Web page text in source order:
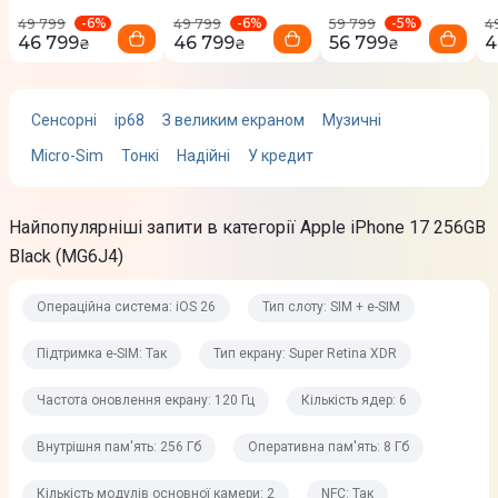
Фронтальна камера
18 Мп
Запис відео
Особливості
Deep Fusion
Спалах Retina
глибини
Портретне освітлення з шістьма ефектами
49 799 -6%
46 799₴
49 799 -6%
46 799₴
59 799 -5%
56 799₴
Сенсорні ip68 З великим екраном
Музичні
Micro-Sim
Тонкі Надійні У кредит
Найпопулярніші запити в категорії Apple iPhone 17 256GB
Black (MG6J4)
Операційна система: iOS 26 Тип слоту: SIM + e-SIM
Підтримка e-SIM: Так Тип екрану: Super Retina XDR
Частота оновлення екрану: 120 Гц Кількість ядер: 6
Внутрішня пам'ять: 256 Гб Оперативна пам'ять: 8 Гб
Кількість модулів основної камери: 2 NFC: Так